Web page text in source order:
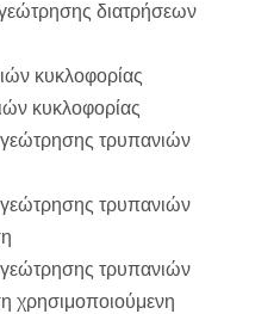
75kg. 95kg.
150kg. 168kg.
γεώτρησης διατρήσεων
κυκλοφορίας
κυκλοφορίας
γεώτρησης τρυπανιών
γεώτρησης τρυπανιών
γεώτρησης τρυπανιών
χρησιμοποιούμενη